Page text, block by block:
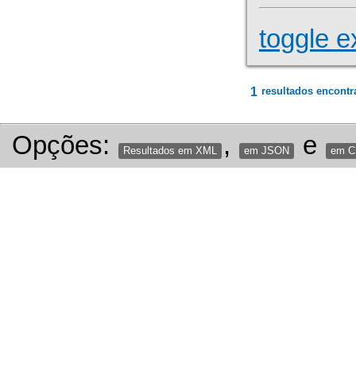
toggle
1 resultados
Opções: Resultados em XML , em JSON e em